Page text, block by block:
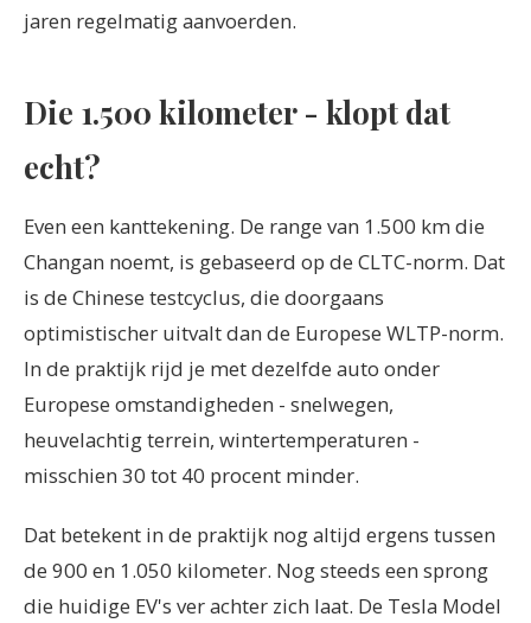
jaren regelmatig aanvoerden.
Die 1.500 kilometer - klopt dat
echt?
Even een kanttekening. De range van 1.500 km die
Changan noemt, is gebaseerd op de CLTC-norm. Dat
is de Chinese testcyclus, die doorgaans
optimistischer uitvalt dan de Europese WLTP-norm.
In de praktijk rijd je met dezelfde auto onder
Europese omstandigheden - snelwegen,
heuvelachtig terrein, wintertemperaturen -
misschien 30 tot 40 procent minder.
Dat betekent in de praktijk nog altijd ergens tussen
de 900 en 1.050 kilometer. Nog steeds een sprong
die huidige EV's ver achter zich laat. De Tesla Model